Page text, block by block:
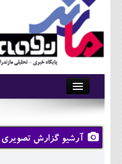
آرشیو
تماس با ما
وبلاگ
آرشیو گزارش تصویری